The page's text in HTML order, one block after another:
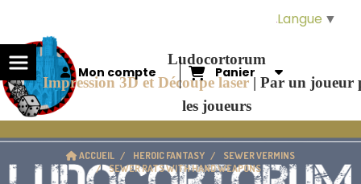
Ludocortorum
Impression 3D et Découpe laser |Par un joueur
les joueurs
Mon compte Panier
ACCUEIL HEROIC FANTASY
SEWER VERMINS
SEWER RATS WITH HAND WEAPONS
Langue ▼